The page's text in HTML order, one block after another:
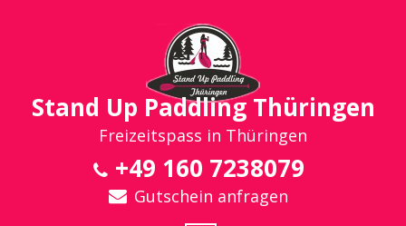
Stand Up Paddling Thüringen
Freizeitspass in Thüringen
+49 160 7238079
Gutschein anfragen